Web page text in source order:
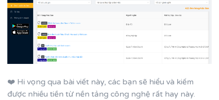
❤️ Hi vọng qua bài viết này, các bạn sẽ hiểu và kiếm
được nhiều tiền từ nền tảng công nghệ rất hay này.